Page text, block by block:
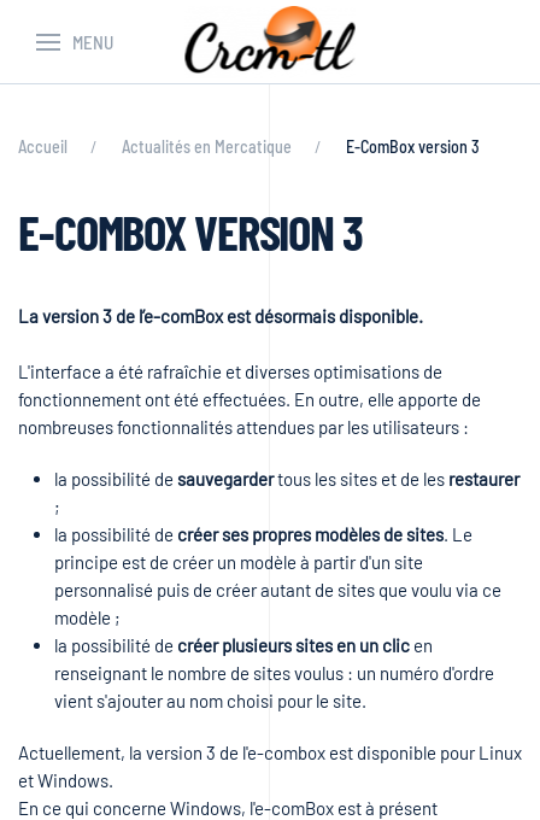
MENU
Accueil Actualités en Mercatique E-ComBox version 3
E-COMBOX VERSION 3
La version 3 de l’e-comBox est désormais disponible.
L'interface a été rafraîchie et diverses optimisations de
fonctionnement ont été effectuées. En outre, elle apporte de
nombreuses fonctionnalités attendues par les utilisateurs :
la possibilité de sauvegardertous les sites et de les restaurer
;
la possibilité de créer ses propres modèles de sites. Le
principe est de créer un modèle à partir d'un site
personnalisé puis de créer autant de sites que voulu via ce
modèle ;
la possibilité de créer plusieurs sites en un clic en
renseignant le nombre de sites voulus : un numéro d'ordre
vient s'ajouter au nom choisi pour le site.
Actuellement, la version 3 de l'e-combox est disponible pour Linux
et Windows.
En ce qui concerne Windows, l'e-comBox est à présent